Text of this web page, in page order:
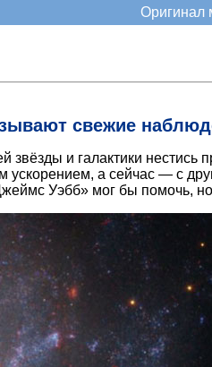
Оригинал
свежие
и галактики нестись
а сейчас — с
Уэбб» мог бы помочь, но